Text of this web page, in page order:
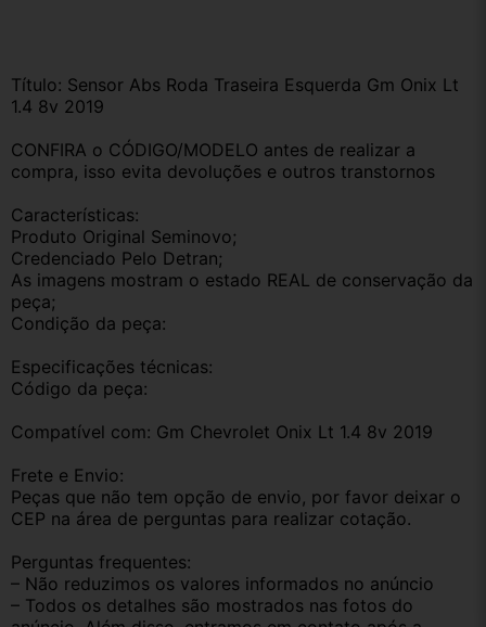
Título: Sensor Abs Roda Traseira Esquerda Gm Onix Lt
1.4 8v 2019
CONFIRA o CÓDIGO/MODELO antes de realizar a
compra, isso evita devoluções e outros transtornos
Características:
Produto Original Seminovo;
Credenciado Pelo Detran;
As imagens mostram o estado REAL de conservação da
peça;
Condição da peça:
Especificações técnicas:
Código da peça:
Compatível com: Gm Chevrolet Onix Lt 1.4 8v 2019
Frete e Envio:
Peças que não tem opção de envio, por favor deixar o
CEP na área de perguntas para realizar cotação.
Perguntas frequentes:
– Não reduzimos os valores informados no anúncio
– Todos os detalhes são mostrados nas fotos do